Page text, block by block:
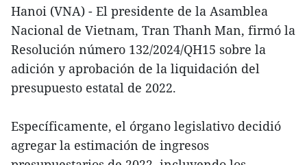
Hanoi (VNA) - El presidente de la Asamblea
Nacional de Vietnam, Tran Thanh Man, firmó la
Resolución número 132/2024/QH15 sobre la
adición y aprobación de la liquidación del
presupuesto estatal de 2022.
Específicamente, el órgano legislativo decidió
agregar la estimación de ingresos